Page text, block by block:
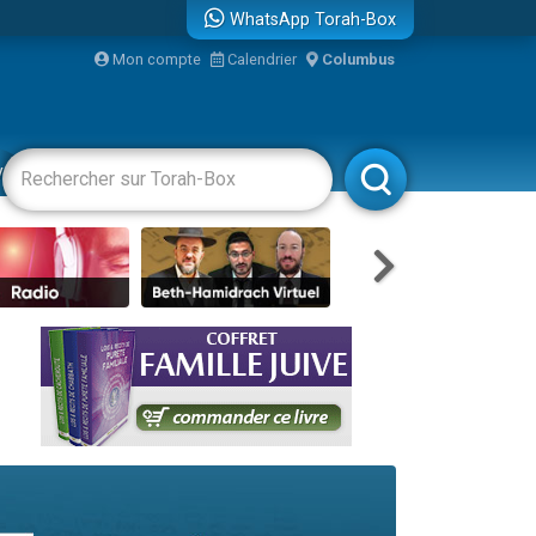
WhatsApp Torah-Box
Mon compte Calendrier Columbus
Livres Rabbanim